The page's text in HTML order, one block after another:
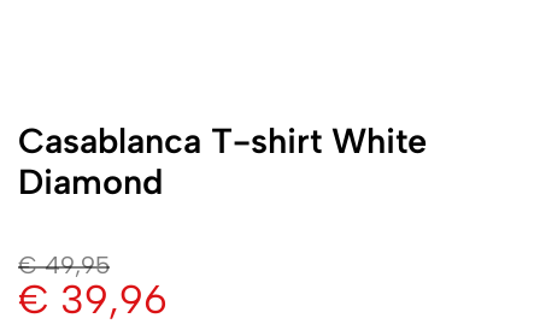
Casablanca T-shirt White
Diamond
€49,95
€ 39,96